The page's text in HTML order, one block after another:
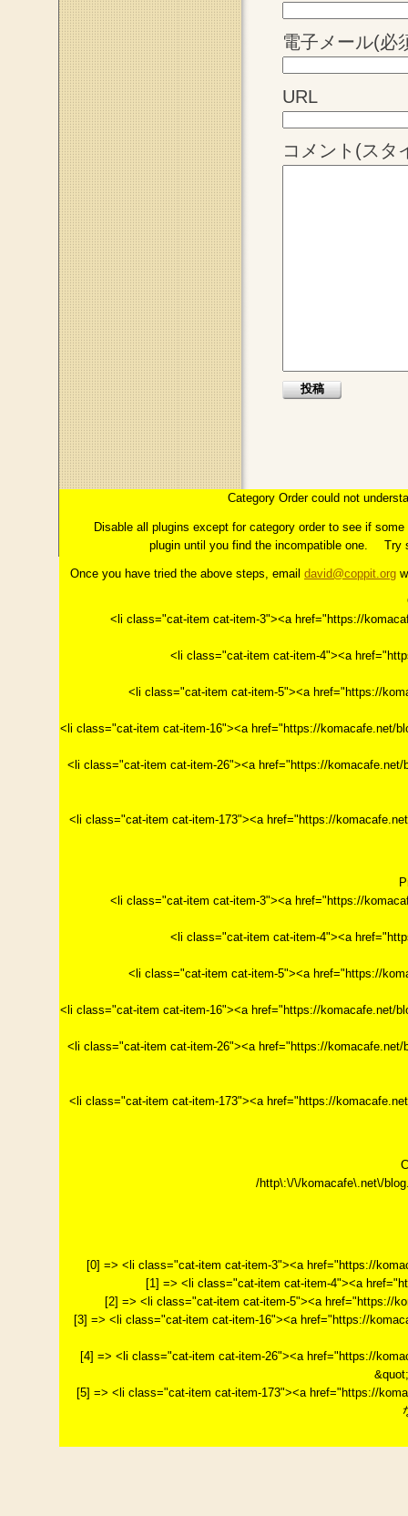
電子メール(必
URL
コメント(スタ
Category Order could not
Disable all plugins except for category order to see if
plugin until you find the incompatible one.
Try
Once you have tried the above steps, email david@coppit.org
<li class="cat-item cat-item-3"><a href="https://
<li class="cat-item cat-item-4"><a
<li class="cat-item cat-item-5"><a href="https://
<li class="cat-item cat-item-16"><a href="https://komacafe.net/
<li class="cat-item cat-item-26"><a href="https://
<li class="cat-item cat-item-173"><a href="https://
<li class="cat-item cat-item-3"><a href="https://
<li class="cat-item cat-item-4"><a
<li class="cat-item cat-item-5"><a href="https://
<li class="cat-item cat-item-16"><a href="https://komacafe.net/
<li class="cat-item cat-item-26"><a href="https://
<li class="cat-item cat-item-173"><a href="https://
/http\:\/\/komacafe\.net\/
[0] => <li class="cat-item cat-item-3"><a href="https://
[1] => <li class="cat-item cat-item-4"><a
[2] => <li class="cat-item cat-item-5"><a href="https://
[3] => <li class="cat-item cat-item-16"><a href="https://
[4] => <li class="cat-item cat-item-26"><a href="https://
[5] => <li class="cat-item cat-item-173"><a href="https://
はじめに
第１章「イメージ」とは